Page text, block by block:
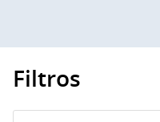
Filtros